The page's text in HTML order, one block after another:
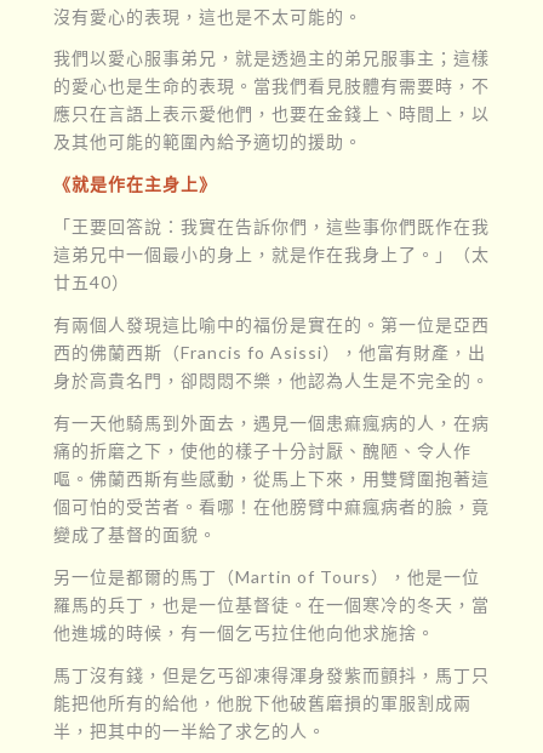
沒有愛心的表現，這也是不太可能的。
我們以愛心服事弟兄，就是透過主的弟兄服事主；這樣
的愛心也是生命的表現。當我們看見肢體有需要時，不
應只在言語上表示愛他們，也要在金錢上、時間上，以
及其他可能的範圍內給予適切的援助。
《就是作在主身上》
「王要回答說：我實在告訴你們，這些事你們既作在我
這弟兄中一個最小的身上，就是作在我身上了。」（太
廿五40）
有兩個人發現這比喻中的福份是實在的。第一位是亞西
西的佛蘭西斯（Francis fo Asissi），他富有財產，出
身於高貴名門，卻悶悶不樂，他認為人生是不完全的。
有一天他騎馬到外面去，遇見一個患痲瘋病的人，在病
痛的折磨之下，使他的樣子十分討厭、醜陋、令人作
嘔。佛蘭西斯有些感動，從馬上下來，用雙臂圍抱著這
個可怕的受苦者。看哪！在他膀臂中痲瘋病者的臉，竟
變成了基督的面貌。
另一位是都爾的馬丁（Martin of Tours），他是一位
羅馬的兵丁，也是一位基督徒。在一個寒冷的冬天，當
他進城的時候，有一個乞丐拉住他向他求施捨。
馬丁沒有錢，但是乞丐卻凍得渾身發紫而顫抖，馬丁只
能把他所有的給他，他脫下他破舊磨損的軍服割成兩
半，把其中的一半給了求乞的人。